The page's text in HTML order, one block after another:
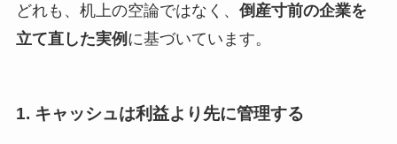
どれも、机上の空論ではなく、 倒産寸前の企業を
立て直した実例 に基づいています。
1. キャッシュは利益より先に管理する